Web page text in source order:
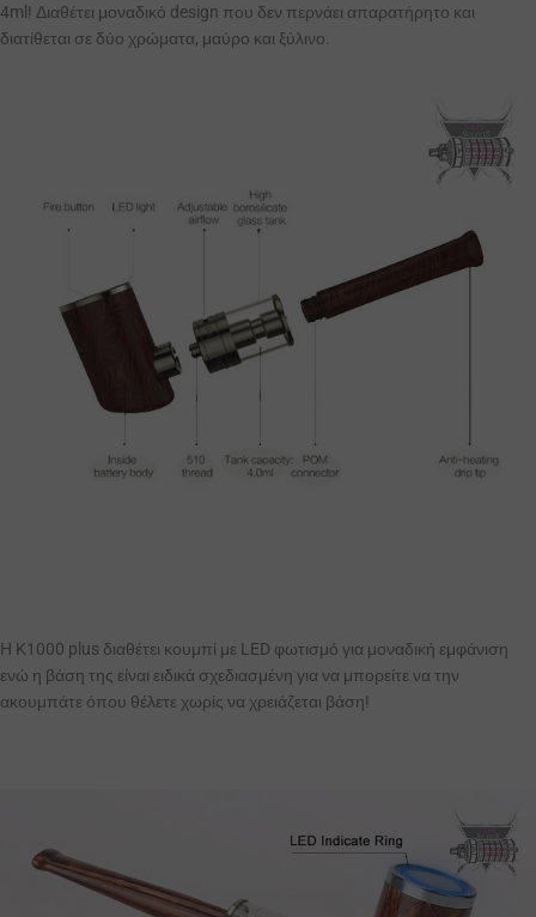
4ml! Διαθέτει μοναδικό design που δεν περνάει απαρατήρητο και
διατίθεται σε δύο χρώματα, μαύρο και ξύλινο.
Η K1000 plus διαθέτει κουμπί με LED φωτισμό για μοναδική εμφάνιση
ενώ η βάση της είναι ειδικά σχεδιασμένη για να μπορείτε να την
ακουμπάτε όπου θέλετε χωρίς να χρειάζεται βάση!